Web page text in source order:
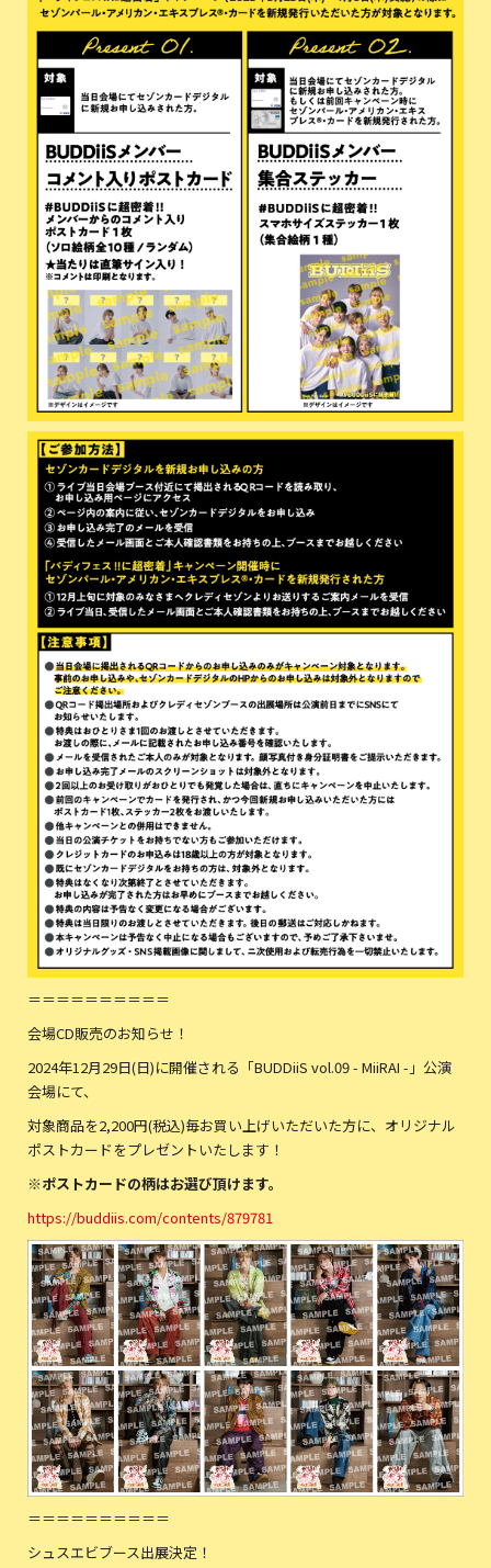
＝＝＝＝＝＝＝＝＝＝
会場CD販売のお知らせ！
2024年12月29日(日)に開催される「BUDDiiS vol.09 - MiiRAI -」公演
会場にて、
対象商品を2,200円(税込)毎お買い上げいただいた方に、オリジナル
ポストカードをプレゼントいたします！
※ポストカードの柄はお選び頂けます。
​https://buddiis.com/contents/879781
＝＝＝＝＝＝＝＝＝＝
シュスエビブース出展決定！